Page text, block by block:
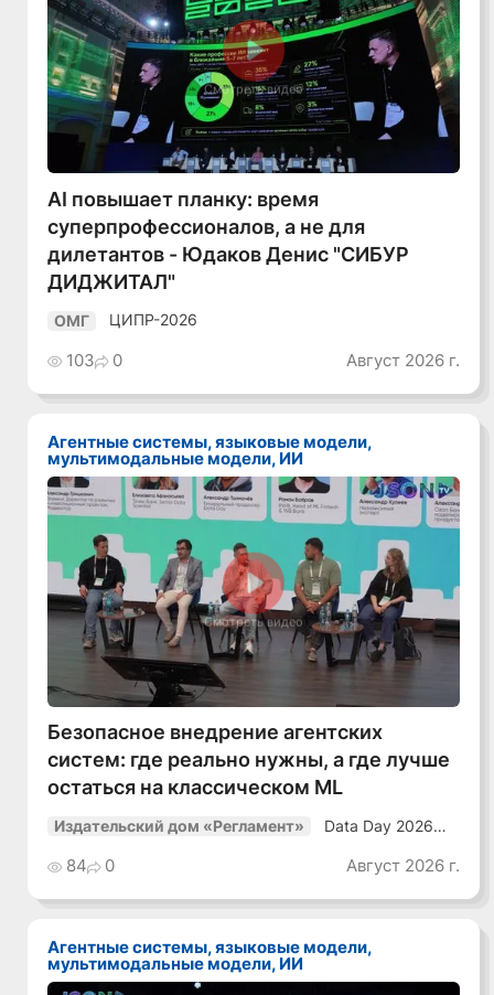
Смотреть видео
AI повышает планку: время
суперпрофессионалов, а не для
дилетантов - Юдаков Денис "СИБУР
ДИДЖИТАЛ"
ОМГ ЦИПР-2026
103 0 Август 2026 г.
Агентные системы, языковые модели,
мультимодальные модели, ИИ
Смотреть видео
Безопасное внедрение агентских
систем: где реально нужны, а где лучше
остаться на классическом ML
Издательский дом «Регламент»
Data Day 2026
Как сохранять
уверенный курс
среде»
84 0 Август 2026 г.
Агентные системы, языковые модели,
мультимодальные модели, ИИ